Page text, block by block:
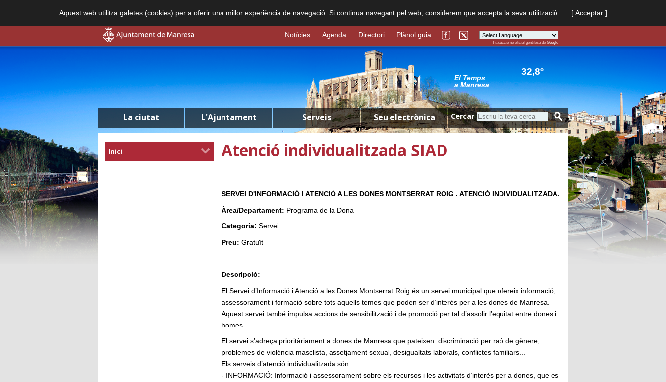
Aquest web utilitza galetes (cookies) per a oferir una millor experiència de navegació. Si continua navegant pel web, considerem que accepta la seva utilització. [ Acceptar ]
Powered by
Traducció no oficial gentilesa de Google
Notícies Agenda Directori Plànol guia
El Temps
a Manresa
32,8º
La ciutat L'Ajuntament Serveis Seu electrònica Cercar
Inici Atenció individualitzada SIAD
SERVEI D'INFORMACIÓ I ATENCIÓ A LES DONES MONTSERRAT ROIG . ATENCIÓ INDIVIDUALITZADA.
Àrea/Departament: Programa de la Dona
Categoria: Servei
Preu: Gratuït
Descripció:
El Servei d’Informació i Atenció a les Dones Montserrat Roig és un servei municipal que ofereix informació,
assessorament i formació sobre tots aquells temes que poden ser d’interès per a les dones de Manresa.
Aquest servei també impulsa accions de sensibilització i de promoció per tal d’assolir l’equitat entre dones i
homes.
El servei s’adreça prioritàriament a dones de Manresa que pateixen: discriminació per raó de gènere,
problemes de violència masclista, assetjament sexual, desigualtats laborals, conflictes familiars...
Els serveis d’atenció individualitzada són:
- INFORMACIÓ: Informació i assessorament sobre els recursos i les activitats d’interès per a dones, que es